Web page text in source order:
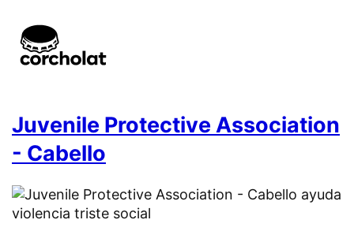
Juvenile Protective Association
- Cabello